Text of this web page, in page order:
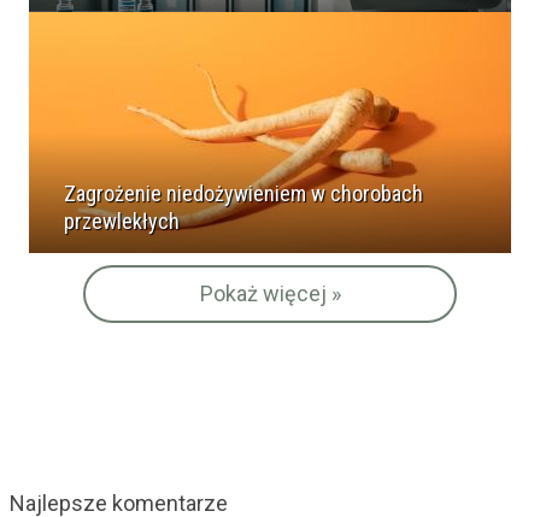
Zagrożenie niedożywieniem w chorobach
przewlekłych
Pokaż więcej »
Najlepsze komentarze